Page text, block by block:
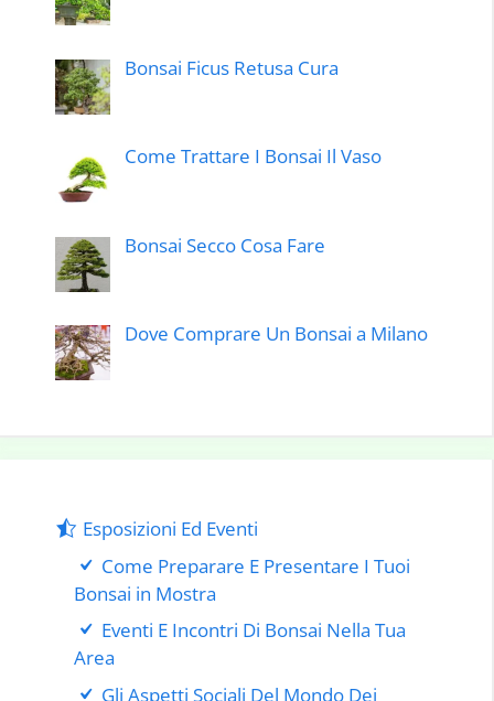
Bonsai Ficus Retusa Cura
Come Trattare I Bonsai Il Vaso
Bonsai Secco Cosa Fare
Dove Comprare Un Bonsai a Milano
Esposizioni Ed Eventi
Come Preparare E Presentare I Tuoi
Bonsai in Mostra
Eventi E Incontri Di Bonsai Nella Tua
Area
Gli Aspetti Sociali Del Mondo Dei